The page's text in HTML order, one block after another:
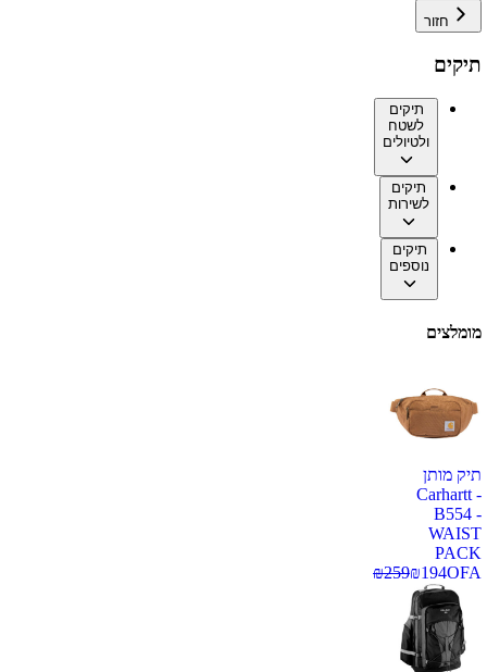
חזור
תיקים
תיקים
לשטח
ולטיולים
תיקים
לשירות
תיקים
נוספים
מומלצים
תיק מותן
Carhartt -
B554 -
WAIST
PACK
OFA
₪194
₪259